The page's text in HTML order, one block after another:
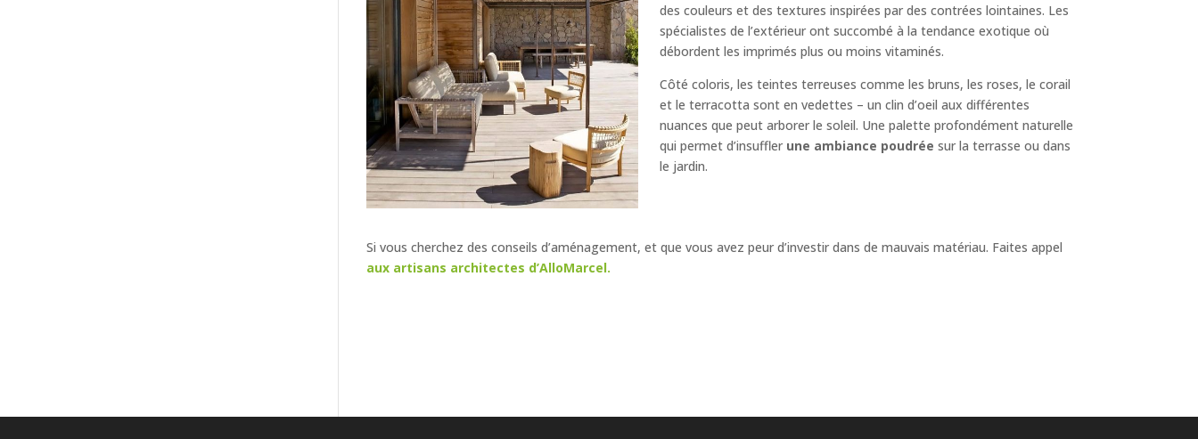
des couleurs et des textures inspirées par des contrées lointaines. Les
spécialistes de l’extérieur ont succombé à la tendance exotique où
débordent les imprimés plus ou moins vitaminés.
Côté coloris, les teintes terreuses comme les bruns, les roses, le corail
et le terracotta sont en vedettes – un clin d’oeil aux différentes
nuances que peut arborer le soleil. Une palette profondément naturelle
qui permet d’insuffler une ambiance poudrée sur la terrasse ou dans
le jardin.
Si vous cherchez des conseils d’aménagement, et que vous avez peur d’investir dans de mauvais matériau. Faites appel
aux artisans architectes d’AlloMarcel.